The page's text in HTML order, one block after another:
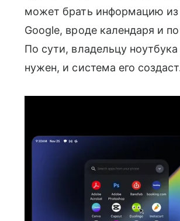
может брать информацию
Google, вроде календаря и
По сути, владельцу
нужен, и система его